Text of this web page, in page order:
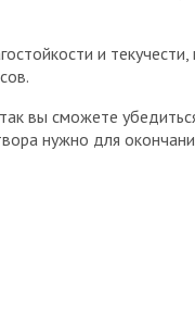
и
вы сможете
нужно для